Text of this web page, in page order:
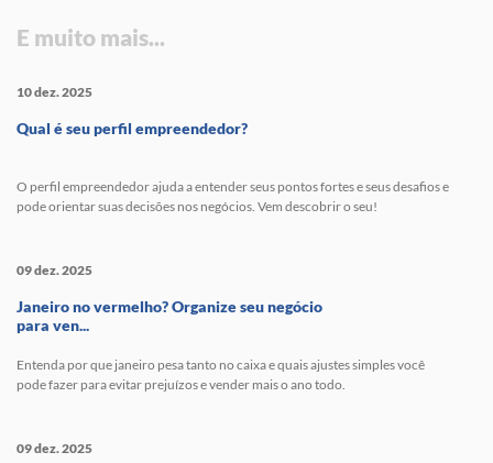
E muito mais...
10 dez. 2025
Qual é seu perfil empreendedor?
O perfil empreendedor ajuda a entender seus pontos fortes e seus desafios e
pode orientar suas decisões nos negócios. Vem descobrir o seu!
09 dez. 2025
Janeiro no vermelho? Organize seu negócio
para ven...
Entenda por que janeiro pesa tanto no caixa e quais ajustes simples você
pode fazer para evitar prejuízos e vender mais o ano todo.
09 dez. 2025